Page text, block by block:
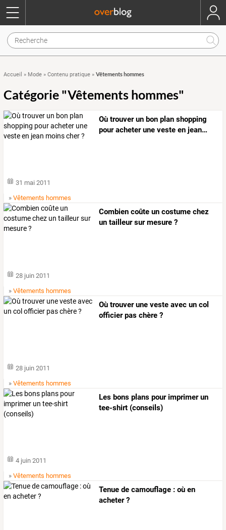
Accueil » Mode » Contenu pratique » Vêtements hommes
Catégorie "Vêtements hommes"
Où trouverun bon plan shopping
pouracheterune veste en jean…
31 mai 2011
»Vêtements hommes
Combien coûte un costume chez
un tailleur sur mesure ?
28 juin 2011
»Vêtements hommes
Où trouver une veste avec un col
officier pas chère ?
28 juin 2011
»Vêtements hommes
Les bons plans pour imprimer un
tee-shirt (conseils)
4 juin 2011
»Vêtements hommes
Tenue de camouflage : où en
acheter ?